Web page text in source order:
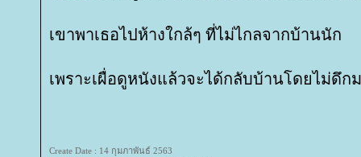
เขาพาเธอไปห้างใกล้ๆ ที่ไม่ไกลจากบ้านนัก
เพราะเผื่อดูหนังแล้วจะได้กลับบ้านโดยไม่ดึก
Create Date : 14 กุมภาพันธ์ 2563